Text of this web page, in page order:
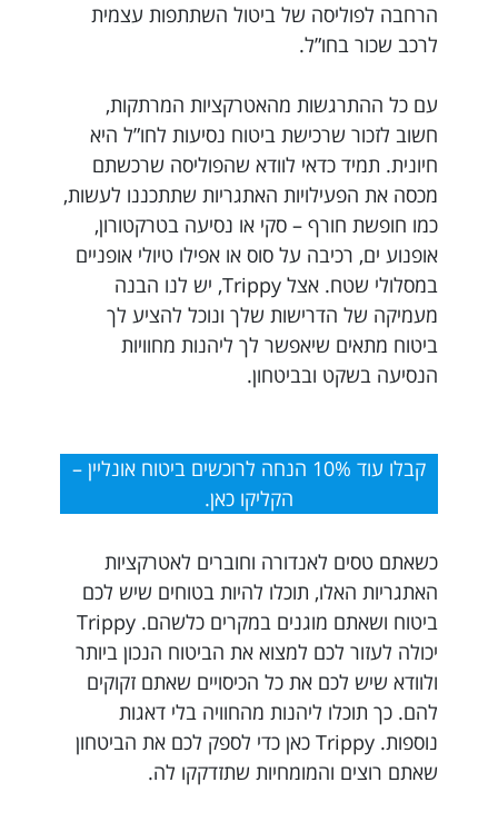
הרחבה לפוליסה של ביטול השתתפות עצמית
לרכב שכור בחו”ל.
עם כל ההתרגשות מהאטרקציות המרתקות,
חשוב לזכור שרכישת ביטוח נסיעות לחו”ל היא
חיונית. תמיד כדאי לוודא שהפוליסה שרכשתם
מכסה את הפעילויות האתגריות שתתכננו לעשות,
כמו חופשת חורף – סקי או נסיעה בטרקטורון,
אופנוע ים, רכיבה על סוס או אפילו טיולי אופניים
במסלולי שטח. אצל Trippy, יש לנו הבנה
מעמיקה של הדרישות שלך ונוכל להציע לך
ביטוח מתאים שיאפשר לך ליהנות מחוויות
הנסיעה בשקט ובביטחון.
קבלו עוד 10% הנחה לרוכשים ביטוח אונליין –
הקליקו כאן.
כשאתם טסים לאנדורה וחוברים לאטרקציות
האתגריות האלו, תוכלו להיות בטוחים שיש לכם
ביטוח ושאתם מוגנים במקרים כלשהם. Trippy
יכולה לעזור לכם למצוא את הביטוח הנכון ביותר
ולוודא שיש לכם את כל הכיסויים שאתם זקוקים
להם. כך תוכלו ליהנות מהחוויה בלי דאגות
נוספות. Trippy כאן כדי לספק לכם את הביטחון
שאתם רוצים והמומחיות שתזדקקו לה.